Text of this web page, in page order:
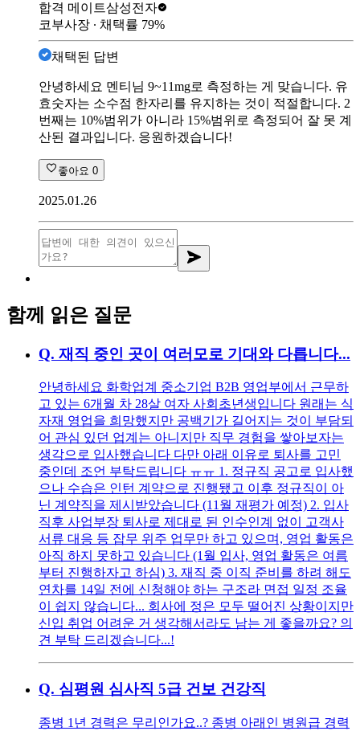
합격 메이트삼성전자
코부사장 ∙ 채택률 79%
채택된 답변
안녕하세요 멘티님 9~11mg로 측정하는 게 맞습니다. 유
효숫자는 소수점 한자리를 유지하는 것이 적절합니다. 2
번째는 10%범위가 아니라 15%범위로 측정되어 잘 못 계
산된 결과입니다. 응원하겠습니다!
좋아요 0
2025.01.26
함께 읽은 질문
Q. 재직 중인 곳이 여러모로 기대와 다릅니다...
안녕하세요 화학업계 중소기업 B2B 영업부에서 근무하
고 있는 6개월 차 28살 여자 사회초년생입니다 원래는 식
자재 영업을 희망했지만 공백기가 길어지는 것이 부담되
어 관심 있던 업계는 아니지만 직무 경험을 쌓아보자는
생각으로 입사했습니다 다만 아래 이유로 퇴사를 고민
중인데 조언 부탁드립니다 ㅠㅠ 1. 정규직 공고로 입사했
으나 수습은 인턴 계약으로 진행됐고 이후 정규직이 아
닌 계약직을 제시받았습니다 (11월 재평가 예정) 2. 입사
직후 사업부장 퇴사로 제대로 된 인수인계 없이 고객사
서류 대응 등 잡무 위주 업무만 하고 있으며, 영업 활동은
아직 하지 못하고 있습니다 (1월 입사, 영업 활동은 여름
부터 진행하자고 하심) 3. 재직 중 이직 준비를 하려 해도
연차를 14일 전에 신청해야 하는 구조라 면접 일정 조율
이 쉽지 않습니다... 회사에 정은 모두 떨어진 상황이지만
신입 취업 어려운 거 생각해서라도 남는 게 좋을까요? 의
견 부탁 드리겠습니다...!
Q. 심평원 심사직 5급 건보 건강직
종병 1년 경력은 무리인가요..? 종병 아래인 병원급 경력